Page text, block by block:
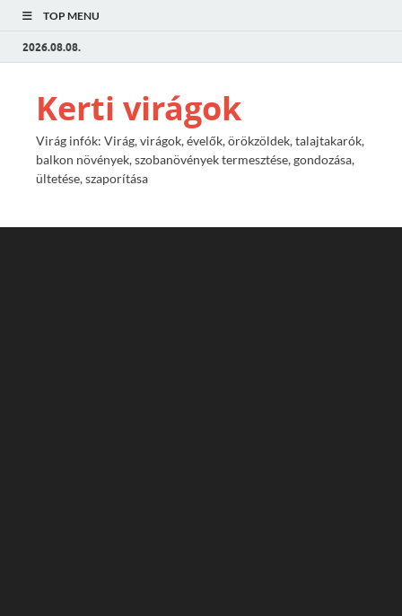
TOP MENU
2026.08.08.
Kerti virágok
Virág infók: Virág, virágok, évelők, örökzöldek, talajtakarók,
balkon növények, szobanövények termesztése, gondozása,
ültetése, szaporítása